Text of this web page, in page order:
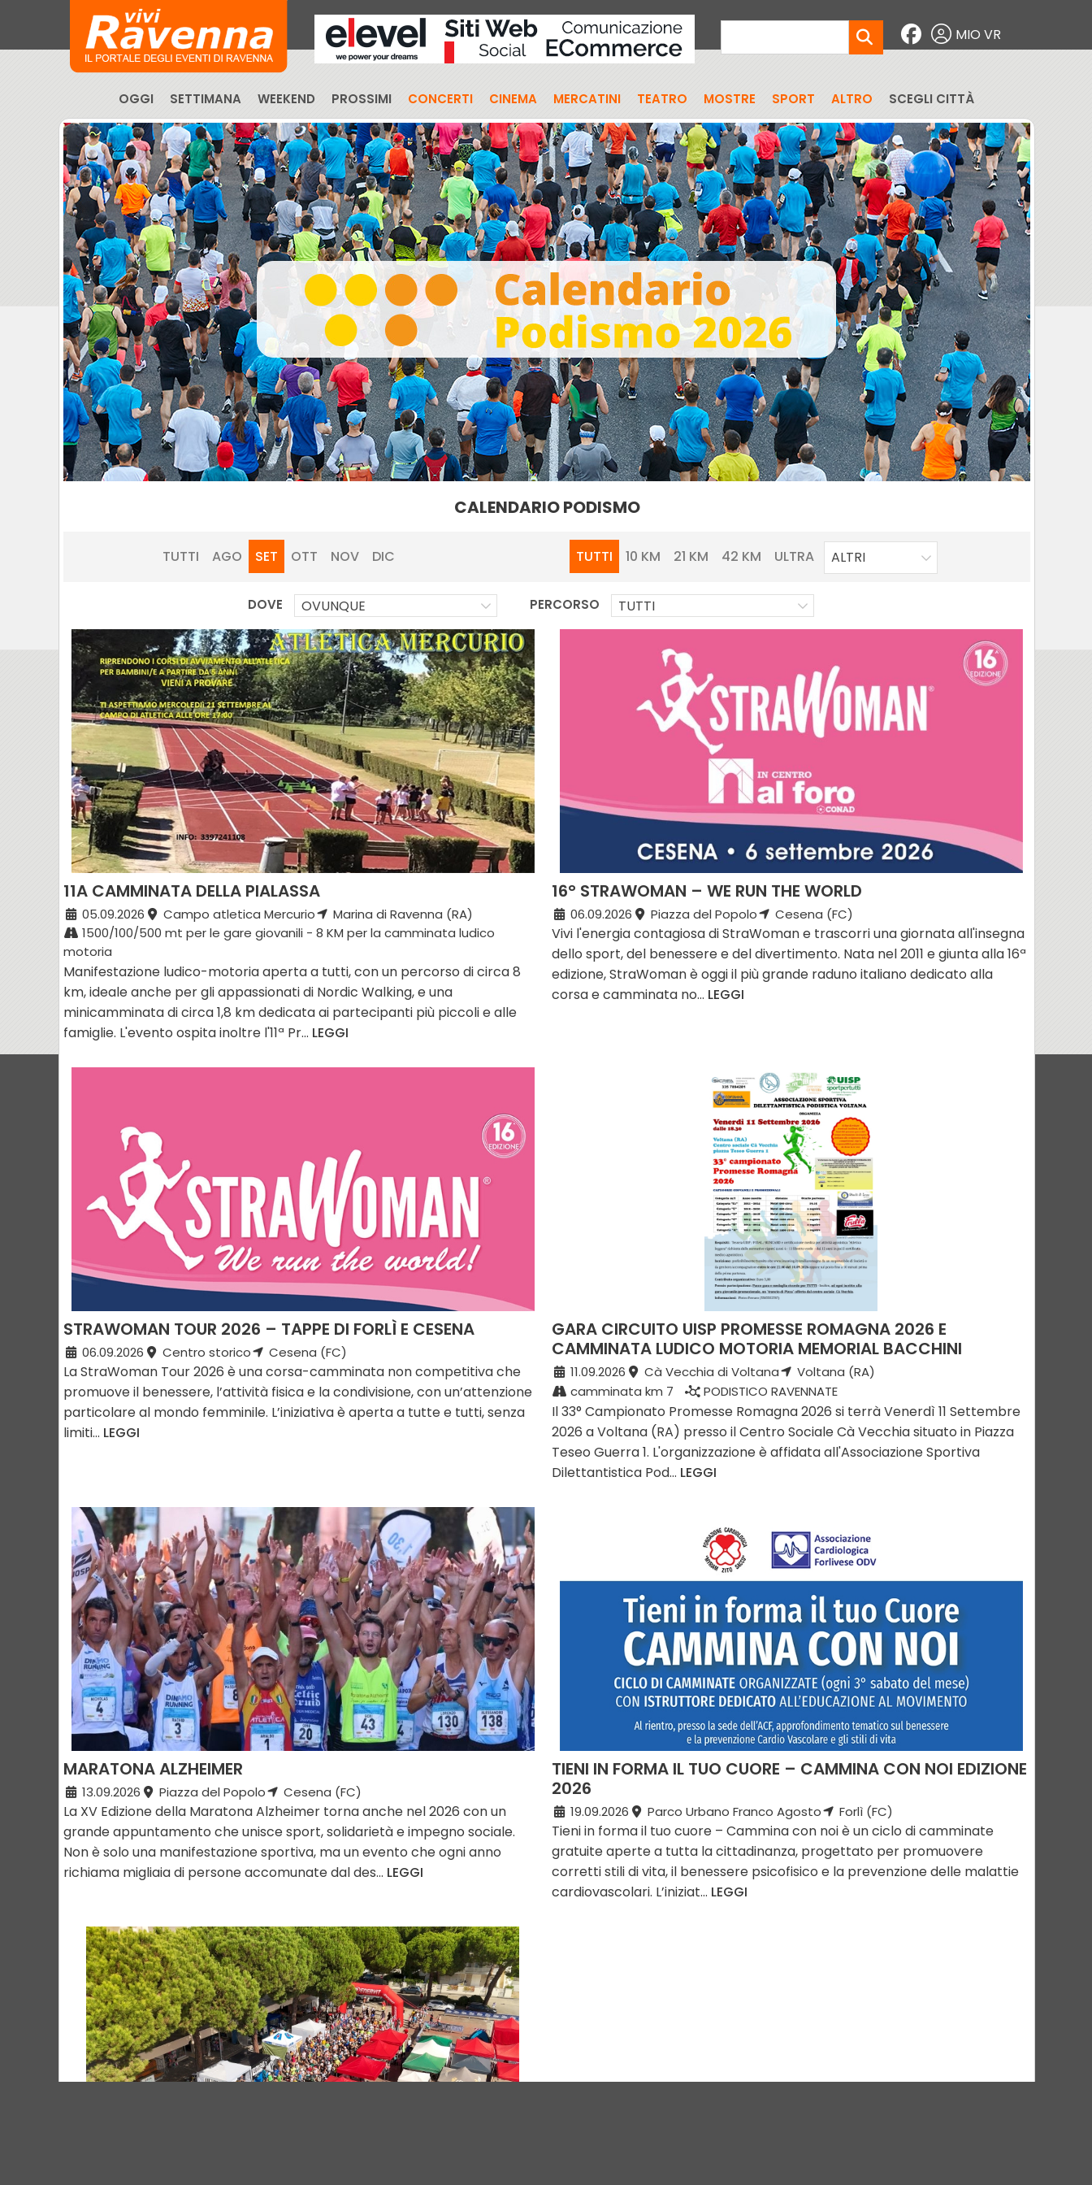
MIO VR
OGGI SETTIMANA WEEKEND PROSSIMI CONCERTI CINEMA MERCATINI TEATRO MOSTRE SPORT ALTRO SCEGLI CITTÀ
CALENDARIO PODISMO
TUTTI AGO SET OTT NOV DIC TUTTI 10 KM 21 KM 42 KM ULTRA ALTRI
DOVE OVUNQUE PERCORSO TUTTI
11A CAMMINATA DELLA PIALASSA
05.09.2026 Campo atletica Mercurio
Marina di Ravenna (RA)
1500/100/500 mt per le gare giovanili - 8 KM per la camminata ludico
motoria
Manifestazione ludico-motoria aperta a tutti, con un percorso di circa 8
km, ideale anche per gli appassionati di Nordic Walking, e una
minicamminata di circa 1,8 km dedicata ai partecipanti più piccoli e alle
famiglie. L'evento ospita inoltre l'11ª Pr... LEGGI
16° STRAWOMAN – WE RUN THE WORLD
06.09.2026 Piazza del Popolo Cesena (FC)
Vivi l'energia contagiosa di StraWoman e trascorri una giornata all'insegna
dello sport, del benessere e del divertimento. Nata nel 2011 e giunta alla 16ª
edizione, StraWoman è oggi il più grande raduno italiano dedicato alla
corsa e camminata no... LEGGI
STRAWOMAN TOUR 2026 – TAPPE DI FORLÌ E CESENA
06.09.2026 Centro storico Cesena (FC)
La StraWoman Tour 2026 è una corsa-camminata non competitiva che
promuove il benessere, l’attività fisica e la condivisione, con un’attenzione
particolare al mondo femminile. L’iniziativa è aperta a tutte e tutti, senza
limiti... LEGGI
GARA CIRCUITO UISP PROMESSE ROMAGNA 2026 E
CAMMINATA LUDICO MOTORIA MEMORIAL BACCHINI
11.09.2026 Cà Vecchia di Voltana
Voltana (RA)
camminata km 7
PODISTICO RAVENNATE
Il 33° Campionato Promesse Romagna 2026 si terrà Venerdì 11 Settembre
2026 a Voltana (RA) presso il Centro Sociale Cà Vecchia situato in Piazza
Teseo Guerra 1. L'organizzazione è affidata all'Associazione Sportiva
Dilettantistica Pod... LEGGI
MARATONA ALZHEIMER
13.09.2026 Piazza del Popolo Cesena (FC)
La XV Edizione della Maratona Alzheimer torna anche nel 2026 con un
grande appuntamento che unisce sport, solidarietà e impegno sociale.
Non è solo una manifestazione sportiva, ma un evento che ogni anno
richiama migliaia di persone accomunate dal des... LEGGI
TIENI IN FORMA IL TUO CUORE – CAMMINA CON NOI EDIZIONE
2026
19.09.2026 Parco Urbano Franco Agosto Forlì (FC)
Tieni in forma il tuo cuore – Cammina con noi è un ciclo di camminate
gratuite aperte a tutta la cittadinanza, progettato per promuovere
corretti stili di vita, il benessere psicofisico e la prevenzione delle malattie
cardiovascolari. L’iniziat... LEGGI